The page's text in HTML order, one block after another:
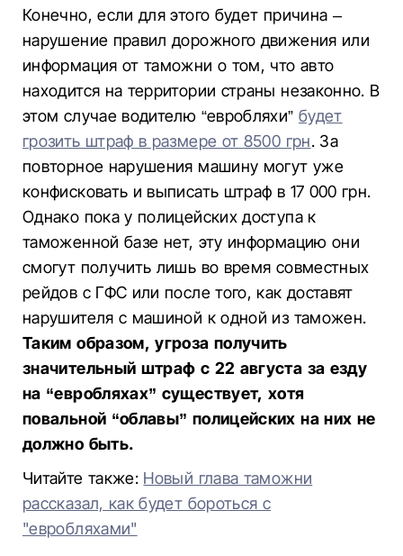
Конечно, если для этого будет причина –
нарушение правил дорожного движения или
информация от таможни о том, что авто
находится на территории страны незаконно. В
этом случае водителю “евробляхи” будет
грозить штраф в размере от 8500 грн. За
повторное нарушения машину могут уже
конфисковать и выписать штраф в 17 000 грн.
Однако пока у полицейских доступа к
таможенной базе нет, эту информацию они
смогут получить лишь во время совместных
рейдов с ГФС или после того, как доставят
нарушителя с машиной к одной из таможен.
Таким образом, угроза получить
значительный штраф с 22 августа за езду
на “евробляхах” существует, хотя
повальной “облавы” полицейских на них не
должно быть.
Читайте также: Новый глава таможни
рассказал, как будет бороться с
"евробляхами"